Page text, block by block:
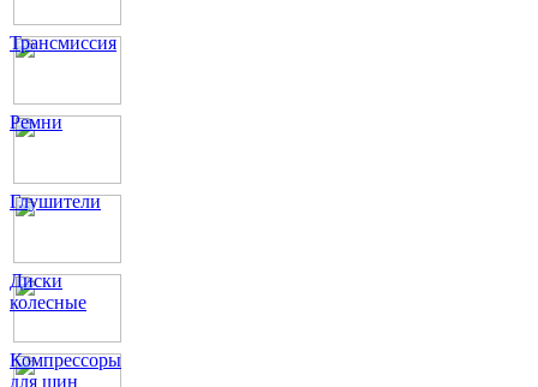
Трансмиссия
Ремни
Глушители
Диски
колесные
Компрессоры
для шин